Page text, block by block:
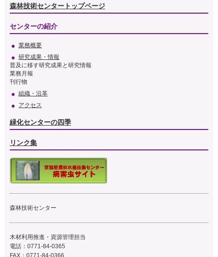
森林技術センタートップページ
センターの紹介
業務概要
研究成果・情報
普及に移す研究成果と研究情報
業務月報
刊行物
組織・沿革
アクセス
緑化センターの四季
リンク集
森林技術センター
木材利用推進・資源管理担当
電話：0771-84-0365
FAX：0771-84-0366